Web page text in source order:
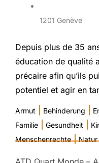
1201 Genève
Depuis plus de 35
éducation de qualité
précaire afin qu’ils
potentiel et agir en
Armut Behinderung
Familie Gesundheit
Menschenrechte | Natur